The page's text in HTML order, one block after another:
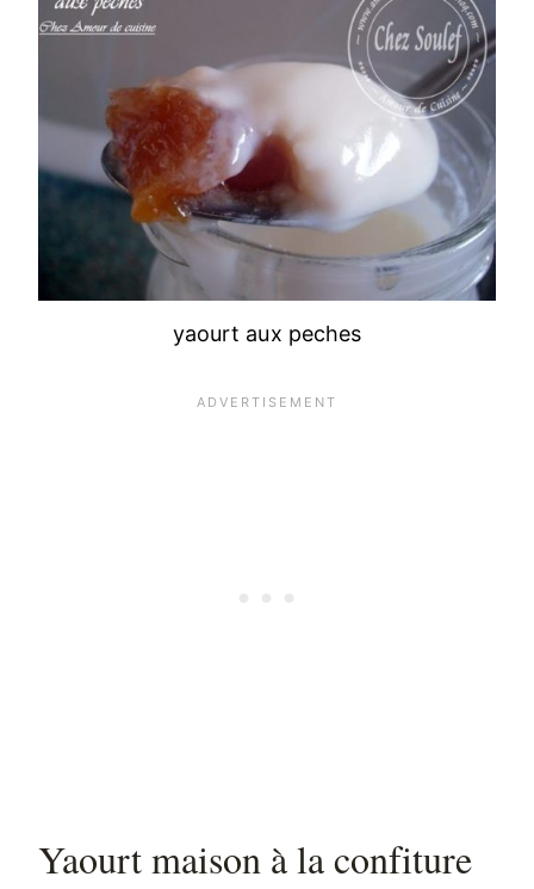
yaourt aux peches
Yaourt maison à la confiture